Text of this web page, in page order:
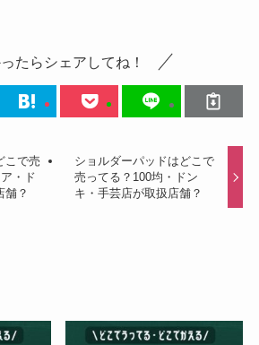
たらシェアしてね！
こで売
・ド
舗？
ショルダーパッドはどこで
売ってる？100均・ドン
キ・手芸店が取扱店舗？